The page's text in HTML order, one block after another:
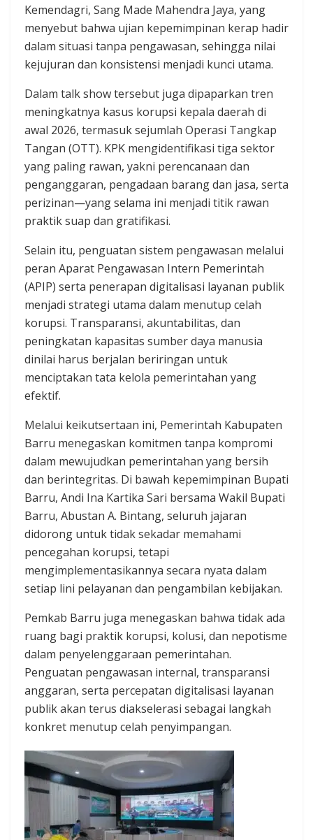
Kemendagri, Sang Made Mahendra Jaya, yang
menyebut bahwa ujian kepemimpinan kerap hadir
dalam situasi tanpa pengawasan, sehingga nilai
kejujuran dan konsistensi menjadi kunci utama.
Dalam talk show tersebut juga dipaparkan tren
meningkatnya kasus korupsi kepala daerah di
awal 2026, termasuk sejumlah Operasi Tangkap
Tangan (OTT). KPK mengidentifikasi tiga sektor
yang paling rawan, yakni perencanaan dan
penganggaran, pengadaan barang dan jasa, serta
perizinan—yang selama ini menjadi titik rawan
praktik suap dan gratifikasi.
Selain itu, penguatan sistem pengawasan melalui
peran Aparat Pengawasan Intern Pemerintah
(APIP) serta penerapan digitalisasi layanan publik
menjadi strategi utama dalam menutup celah
korupsi. Transparansi, akuntabilitas, dan
peningkatan kapasitas sumber daya manusia
dinilai harus berjalan beriringan untuk
menciptakan tata kelola pemerintahan yang
efektif.
Melalui keikutsertaan ini, Pemerintah Kabupaten
Barru menegaskan komitmen tanpa kompromi
dalam mewujudkan pemerintahan yang bersih
dan berintegritas. Di bawah kepemimpinan Bupati
Barru, Andi Ina Kartika Sari bersama Wakil Bupati
Barru, Abustan A. Bintang, seluruh jajaran
didorong untuk tidak sekadar memahami
pencegahan korupsi, tetapi
mengimplementasikannya secara nyata dalam
setiap lini pelayanan dan pengambilan kebijakan.
Pemkab Barru juga menegaskan bahwa tidak ada
ruang bagi praktik korupsi, kolusi, dan nepotisme
dalam penyelenggaraan pemerintahan.
Penguatan pengawasan internal, transparansi
anggaran, serta percepatan digitalisasi layanan
publik akan terus diakselerasi sebagai langkah
konkret menutup celah penyimpangan.